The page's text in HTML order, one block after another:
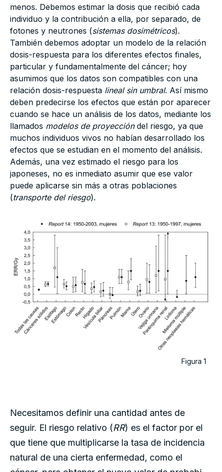
menos. Debemos estimar la dosis que recibió cada
individuo y la contribución a ella, por separado, de
fotones y neutrones (sistemas dosimétricos).
También debemos adoptar un modelo de la relación
dosis-respuesta para los diferentes efectos finales,
particular y fundamentalmente del cáncer; hoy
asumimos que los datos son compatibles con una
relación dosis-respuesta lineal sin umbral. Así mismo
deben predecirse los efectos que están por aparecer
cuando se hace un análisis de los datos, mediante los
llamados modelos de proyeccióndel riesgo, ya que
muchos individuos vivos no habían desarrollado los
efectos que se estudian en el momento del análisis.
Además, una vez estimado el riesgo para los
japoneses, no es inmediato asumir que ese valor
puede aplicarse sin más a otras poblaciones
(transporte del riesgo).
Figura 1
Necesitamos definir una cantidad antes de
seguir. El riesgo relativo (RR) es el factor por el
que tiene que multiplicarse la tasa de incidencia
natural de una cierta enfermedad, como el